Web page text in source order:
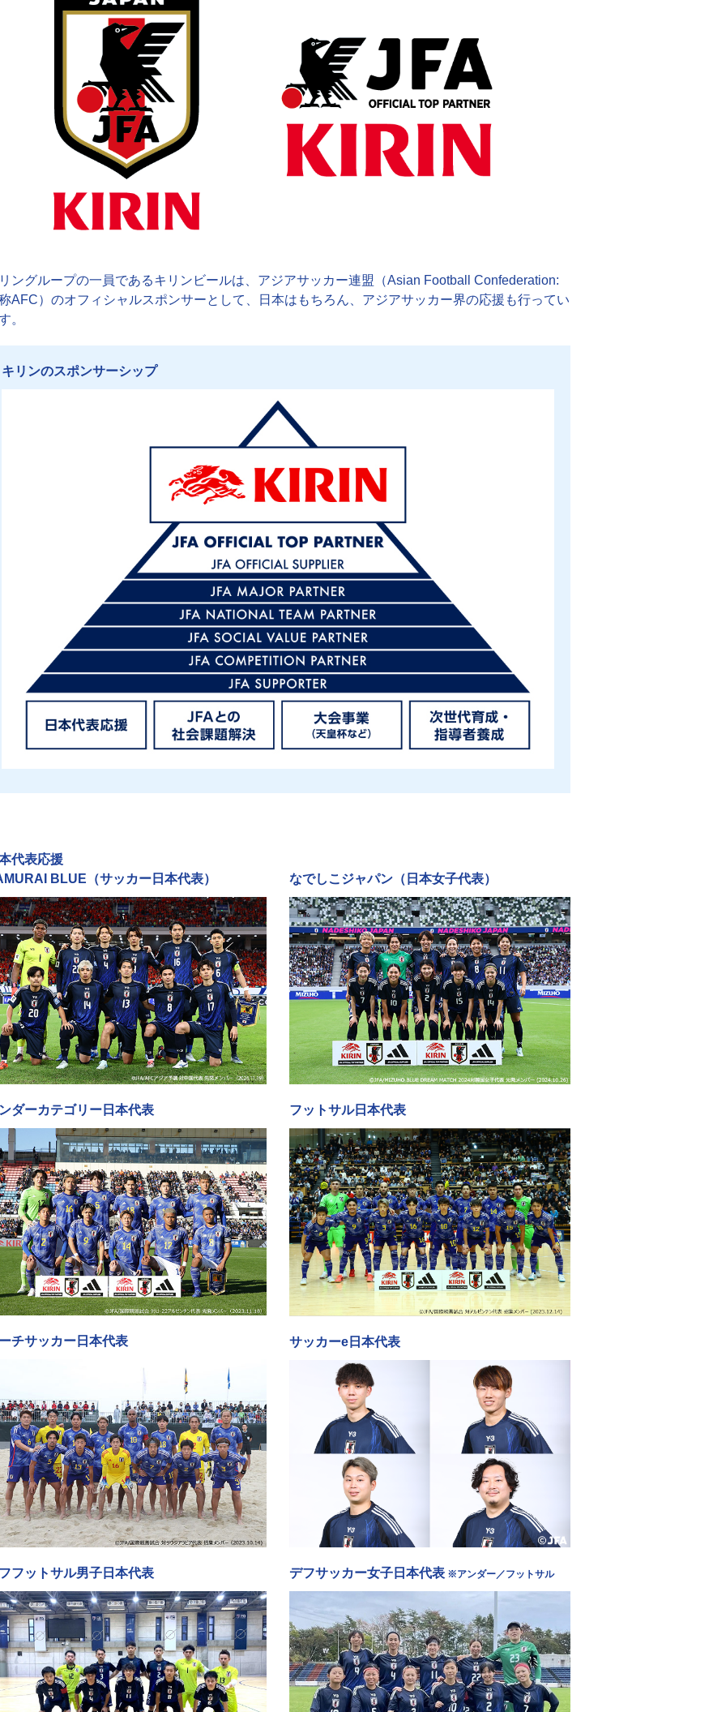
ングループの一員であるキリンビールは、アジアサッカー連盟（Asian Football Confederation:
AFC）のオフィシャルスポンサーとして、日本はもちろん、アジアサッカー界の応援も行ってい
。
キリンのスポンサーシップ
代表応援
BLUE（サッカー日本代表）
なでしこジャパン（日本女子代表）
ダーカテゴリー日本代表 フットサル日本代表
チサッカー日本代表 サッカーe日本代表
フットサル男子日本代表 デフサッカー女子日本代表 ※アンダー／フットサル